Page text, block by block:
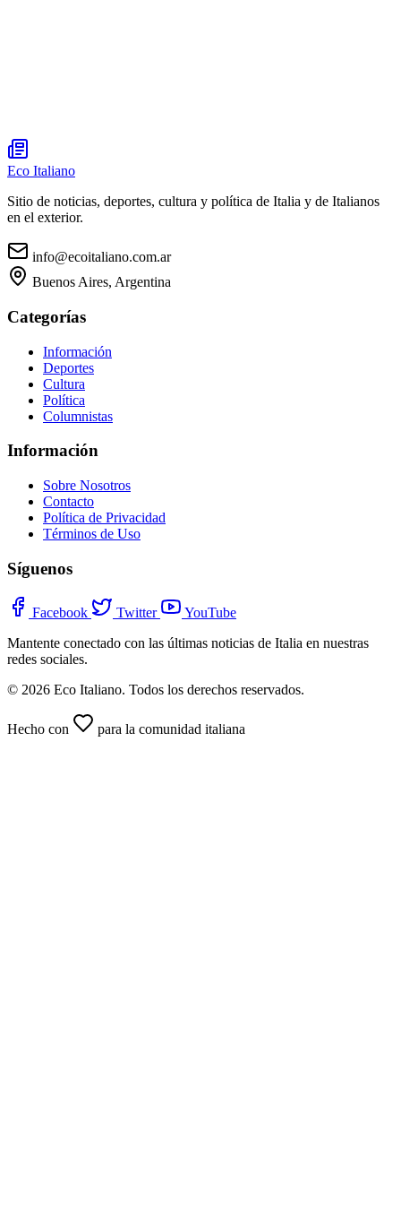
Eco Italiano
Sitio de noticias, deportes, cultura y política de Italia y de Italianos
en el exterior.
info@ecoitaliano.com.ar
Buenos Aires, Argentina
Categorías
Información
Deportes
Cultura
Política
Columnistas
Información
Sobre Nosotros
Contacto
Política de Privacidad
Términos de Uso
Síguenos
Facebook Twitter
YouTube
Mantente conectado con las últimas noticias de Italia en nuestras
redes sociales.
© 2026 Eco Italiano. Todos los derechos reservados.
Hecho con para la comunidad italiana